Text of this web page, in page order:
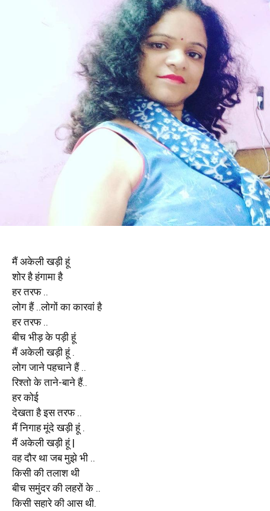
मैं अकेली खड़ी हूं
शोर है हंगामा है
हर तरफ ..
लोग हैं ..लोगों का कारवां है
हर तरफ ..
बीच भीड़ के पड़ी हूं
मैं अकेली खड़ी हूं .
लोग जाने पहचाने हैं ..
रिश्तो के ताने-बाने हैं..
हर कोई
देखता है इस तरफ ..
मैं निगाह मूंदे खड़ी हूं .
मैं अकेली खड़ी हूं |
वह दौर था जब मुझे भी ..
किसी की तलाश थी
बीच समुंदर की लहरों के ..
किसी सहारे की आस थी.